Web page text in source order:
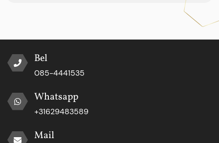
Bel
085-4441535
Whatsapp
+31629483589
Mail